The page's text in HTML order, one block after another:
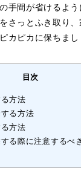
手間が省けるよ
さっとふき取り
カピカに保ちまし
目次
方法
る方法
方法
る際に注意するべ